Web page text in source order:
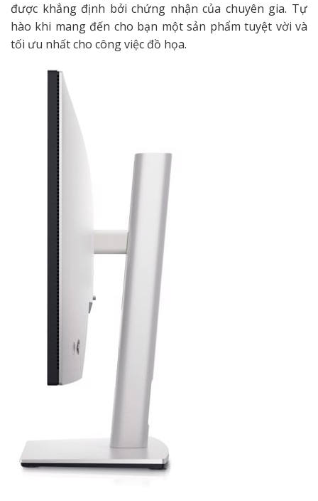
được khẳng định bởi chứng nhận của chuyên gia. Tự
hào khi mang đến cho bạn một sản phẩm tuyệt vời và
tối ưu nhất cho công việc đồ họa.